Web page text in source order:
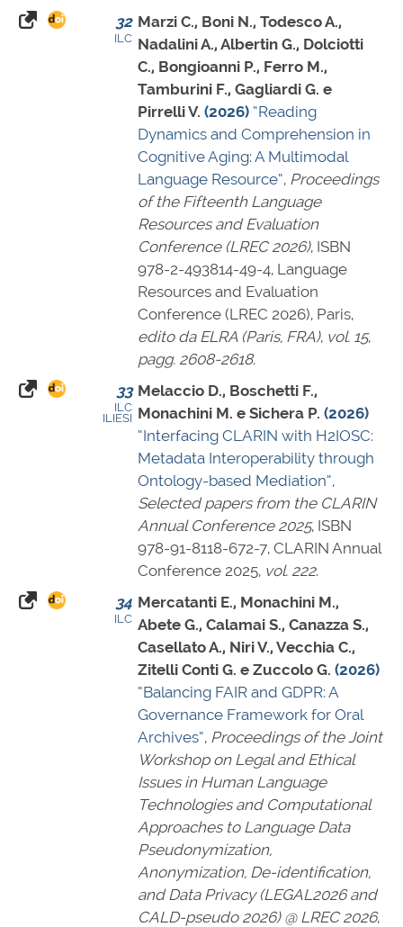
32
ILC
Marzi C., Boni N., Todesco A.,
Nadalini A., Albertin G., Dolciotti
C., Bongioanni P., Ferro M.,
Tamburini F., Gagliardi G. e
Pirrelli V. (2026) “Reading
Dynamics and Comprehension in
Cognitive Aging: A Multimodal
Language Resource”, Proceedings
of the Fifteenth Language
Resources and Evaluation
Conference (LREC 2026), ISBN
978-2-493814-49-4, Language
Resources and Evaluation
Conference (LREC 2026), Paris,
edito da ELRA (Paris, FRA), vol. 15,
pagg. 2608-2618.
33
ILC
ILIESI
Melaccio D., Boschetti F.,
Monachini M. e Sichera P. (2026)
“Interfacing CLARIN with H2IOSC:
Metadata Interoperability through
Ontology-based Mediation”,
Selected papers from the CLARIN
Annual Conference 2025, ISBN
978-91-8118-672-7, CLARIN Annual
Conference 2025, vol. 222.
34
ILC
Mercatanti E., Monachini M.,
Abete G., Calamai S., Canazza S.,
Casellato A., Niri V., Vecchia C.,
Zitelli Conti G. e Zuccolo G. (2026)
“Balancing FAIR and GDPR: A
Governance Framework for Oral
Archives”, Proceedings of the Joint
Workshop on Legal and Ethical
Issues in Human Language
Technologies and Computational
Approaches to Language Data
Pseudonymization,
Anonymization, De-identification,
and Data Privacy (LEGAL2026 and
CALD-pseudo 2026) @ LREC 2026,